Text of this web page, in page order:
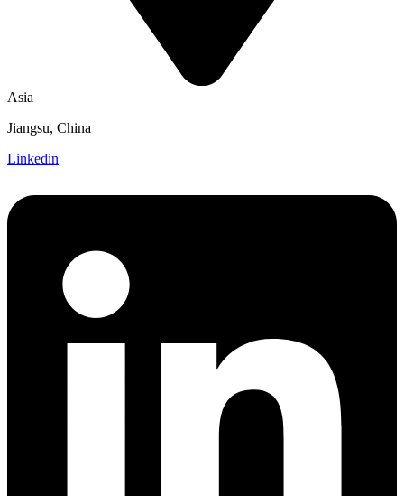
Asia
Jiangsu, China
Linkedin